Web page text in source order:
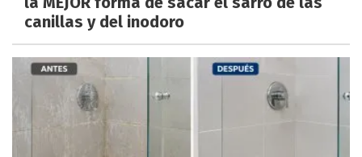
canillas y del inodoro